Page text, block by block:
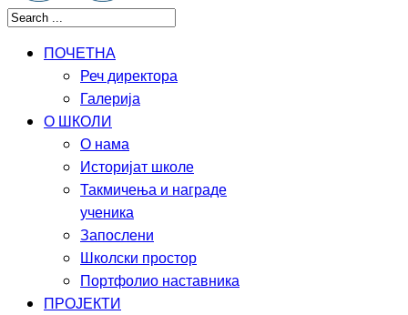
ПОЧЕТНА
Реч директора
Галерија
О ШКОЛИ
О нама
Историјат школе
Такмичења и награде
ученика
Запослени
Школски простор
Портфолио наставника
ПРОЈЕКТИ